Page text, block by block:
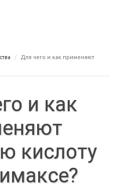
Для чего и как применяют
и как
кислоту